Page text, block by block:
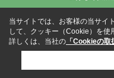
当サイトでは、お客様の当サイ
して、クッキー（Cookie）を使
詳しくは、当社の 「Cookieの取